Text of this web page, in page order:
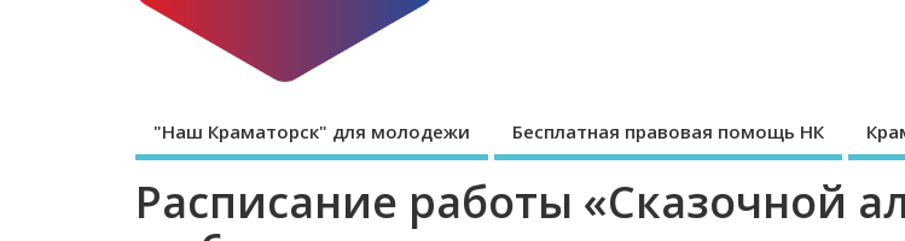
"Наш Краматорск" для молодежи Бесплатная правовая помощь НК
Расписание работы «Сказочной